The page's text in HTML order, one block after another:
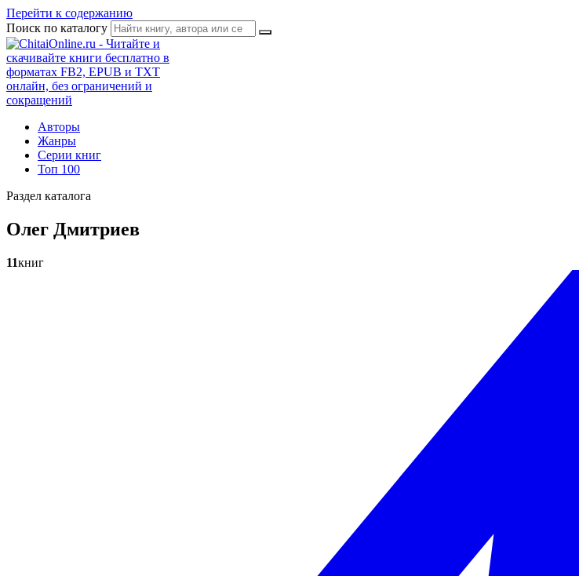
Перейти к содержанию
Поиск по каталогу
Авторы
Жанры
Серии книг
Топ 100
Раздел каталога
Олег Дмитриев
11книг